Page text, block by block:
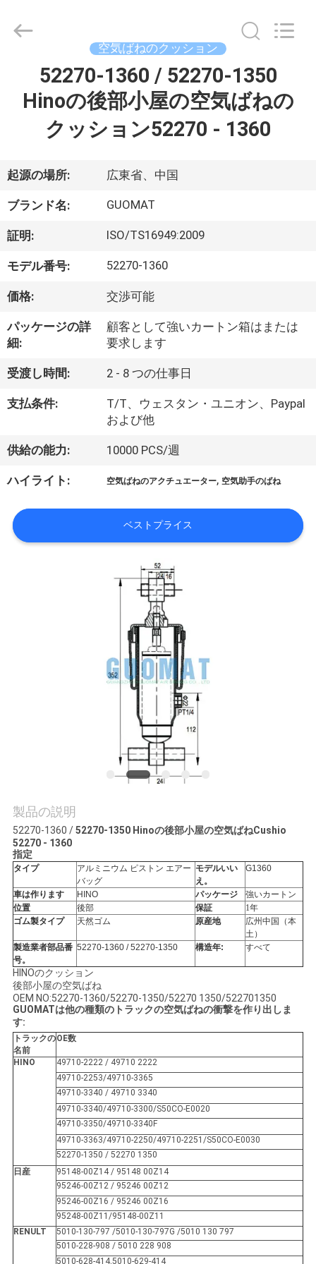
ダ
ク
ト
私
達
に
つ
い
工
場
旅
に
連
絡
し
な
さ
い
引
用
し
2026
GUANGZHOU
空気ばねのクッション
52270-1360 / 52270-1350
Hinoの後部小屋の空気ばねの
クッション52270 - 1360
起源の場所: 広東省、中国
ブランド名: GUOMAT
証明: ISO/TS16949:2009
モデル番号: 52270-1360
価格: 交渉可能
パッケージの詳
細:
顧客として強いカートン箱はまたは
要求します
受渡し時間: 2 - 8 つの仕事日
支払条件:
T/T、ウェスタン・ユニオン、Paypal
および他
供給の能力: 10000 PCS/週
ハイライト: 空気ばねのアクチュエーター, 空気助手のばね
ベストプライス
製品の説明
52270-1360 /52270-1350 Hinoの後部小屋の空気ばねCushio
52270 - 1360
指定
タイプ アルミニウム ピストン エアー
バッグ
モデルいい
え。
G1360
車は作ります HINO パッケージ
強いカートン
位置
後部 保証
1年
ゴム製タイプ
天然ゴム 原産地
広州中国（本
土）
製造業者部品番
号。
52270-1360 / 52270-1350 構造年: すべて
HINOのクッション
後部小屋の空気ばね
OEM NO:52270-1360/52270-1350/52270 1350/522701350
GUOMATは他の種類のトラックの空気ばねの衝撃を作り出しま
す:
トラックの
名前
OE数
HINO
49710-2222 / 49710 2222
49710-2253/49710-3365
49710-3340 / 49710 3340
49710-3340/49710-3300/S50CO-E0020
49710-3350/49710-3340F
49710-3363/49710-2250/49710-2251/S50CO-E0030
52270-1350 / 52270 1350
日産
95148-00Z14 / 95148 00Z14
95246-00Z12 / 95246 00Z12
95246-00Z16 / 95246 00Z16
95248-00Z11/95148-00Z11
RENULT
5010-130-797 /5010-130-797G /5010 130 797
5010-228-908 / 5010 228 908
5010-628-414,5010-629-414